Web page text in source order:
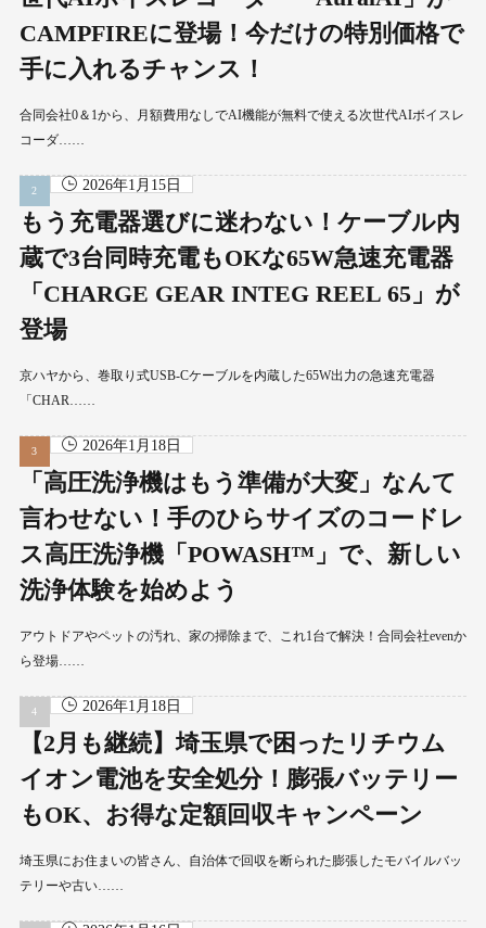
CAMPFIREに登場！今だけの特別価格で
手に入れるチャンス！
合同会社0＆1から、月額費用なしでAI機能が無料で使える次世代AIボイスレ
コーダ……
2026年1月15日
もう充電器選びに迷わない！ケーブル内
蔵で3台同時充電もOKな65W急速充電器
「CHARGE GEAR INTEG REEL 65」が
登場
京ハヤから、巻取り式USB-Cケーブルを内蔵した65W出力の急速充電器
「CHAR……
2026年1月18日
「高圧洗浄機はもう準備が大変」なんて
言わせない！手のひらサイズのコードレ
ス高圧洗浄機「POWASH™」で、新しい
洗浄体験を始めよう
アウトドアやペットの汚れ、家の掃除まで、これ1台で解決！合同会社evenか
ら登場……
2026年1月18日
【2月も継続】埼玉県で困ったリチウム
イオン電池を安全処分！膨張バッテリー
もOK、お得な定額回収キャンペーン
埼玉県にお住まいの皆さん、自治体で回収を断られた膨張したモバイルバッ
テリーや古い……